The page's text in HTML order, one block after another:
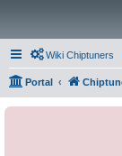
Wiki Chiptuners
Portal